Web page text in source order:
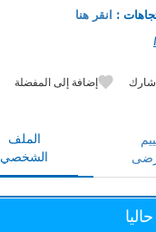
: انقر هنا
شارك إضافة إلى المفضلة
الملف
الشخصي